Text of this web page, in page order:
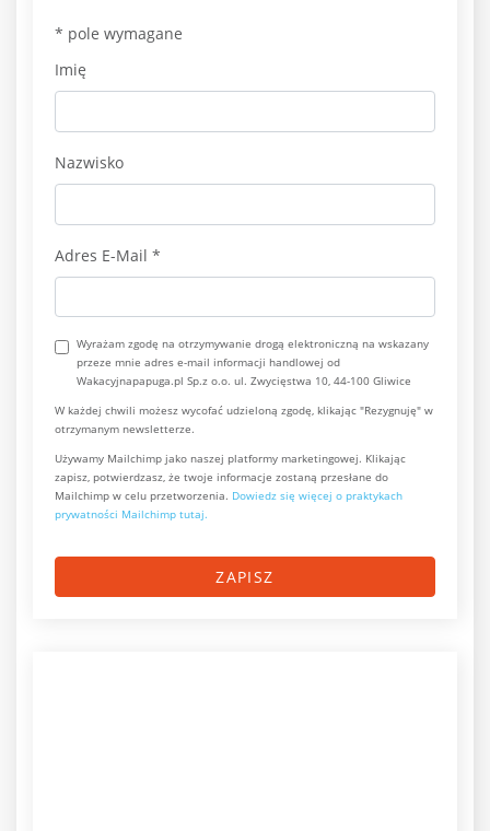
* pole wymagane
Imię
Nazwisko
Adres E-Mail *
Wyrażam zgodę na otrzymywanie drogą elektroniczną na wskazany
przeze mnie adres e-mail informacji handlowej od
Wakacyjnapapuga.pl Sp.z o.o. ul. Zwycięstwa 10, 44-100 Gliwice
W każdej chwili możesz wycofać udzieloną zgodę, klikając "Rezygnuję" w
otrzymanym newsletterze.
Używamy Mailchimp jako naszej platformy marketingowej. Klikając
zapisz, potwierdzasz, że twoje informacje zostaną przesłane do
Mailchimp w celu przetworzenia. Dowiedz się więcej o praktykach
prywatności Mailchimp tutaj.
ZAPISZ